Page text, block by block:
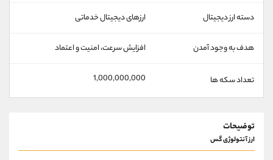
دسته ارز دیجیتال ارزهای دیجیتال خدماتی
هدف به وجود آمدن افزایش سرعت، امنیت و اعتماد
تعداد سکه ها 1,000,000,000
توضیحات
ارز آنتولوژی گس